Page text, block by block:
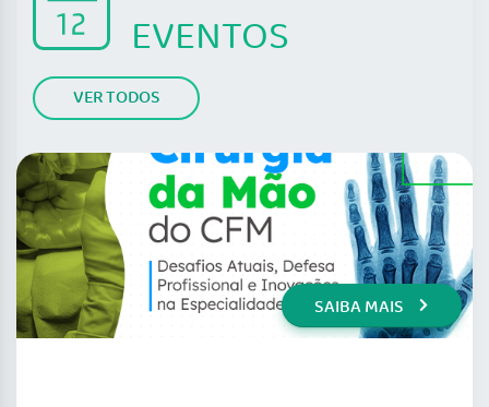
EVENTOS
VER TODOS
SAIBA MAIS